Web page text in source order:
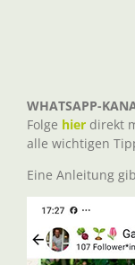
WHATSAPP-
Folge hier direkt
alle wichtigen
Eine Anleitung